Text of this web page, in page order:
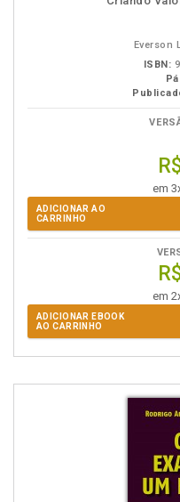
Everson
ISBN:
em
ADICIONAR AO
CARRINHO
em
ADICIONAR EBOOK
AO CARRINHO